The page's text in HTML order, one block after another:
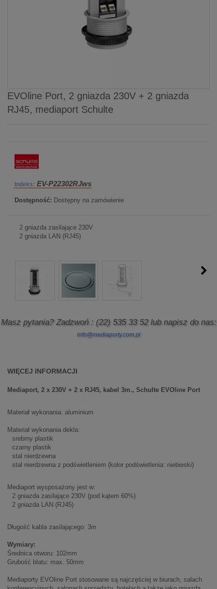
EVOline Port, 2 gniazda 230V + 2 gniazda
RJ45, mediaport Schulte
Indeks: EV-P22302RJws
Dostępność: Dostępny na zamówienie
2 gniazda zasilające 230V
2 gniazda LAN (RJ45)
Masz pytania? Zadzwoń : (22) 535 33 52lub napisz do nas:
info@mediaporty.com.pl
WIĘCEJ INFORMACJI
Mediaport, 2 x 230V + 2 x RJ45, kabel 3m., Schulte EVOline Port
Materiał wykonania: aluminium
Materiał wykonania dekla:
srebrny plastik
czarny plastik
stal nierdzewna
stal nierdzewna z podświetleniem (kolor podświetlenia: niebieski)
Mediaport wysposażony jest w:
2 gniazda zasilające 230V (pod kątem 60%)
2 gniazda LAN (RJ45)
Długość kabla zasilającego: 3m
Wymiary:
Średnica otworu: 102mm
Grubość blatu: max. 50mm
Mediaporty EVOline Port stosowane są najczęściej w biurach, salach